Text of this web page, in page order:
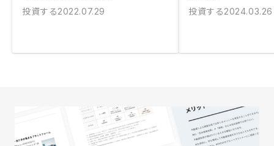
投資する2022.07.29
投資する2024.03.26